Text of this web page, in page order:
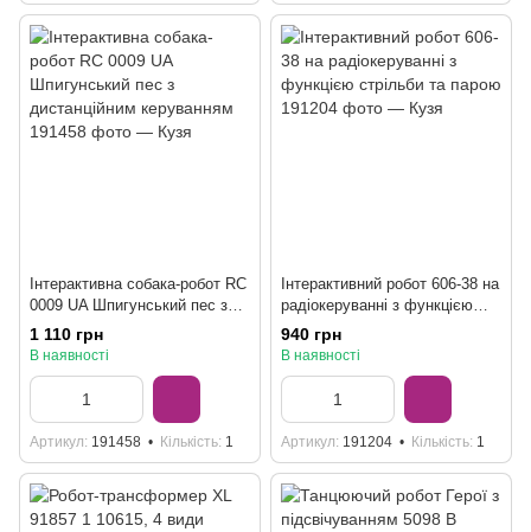
Інтерактивна собака-робот RC
0009 UA Шпигунський пес з
дистанційним керуванням
1 110 грн
В наявності
Артикул 191458 Кількість 1
Інтерактивний робот 606-38 на
радіокеруванні з функцією
стрільби та парою
940 грн
В наявності
Артикул 191204 Кількість 1